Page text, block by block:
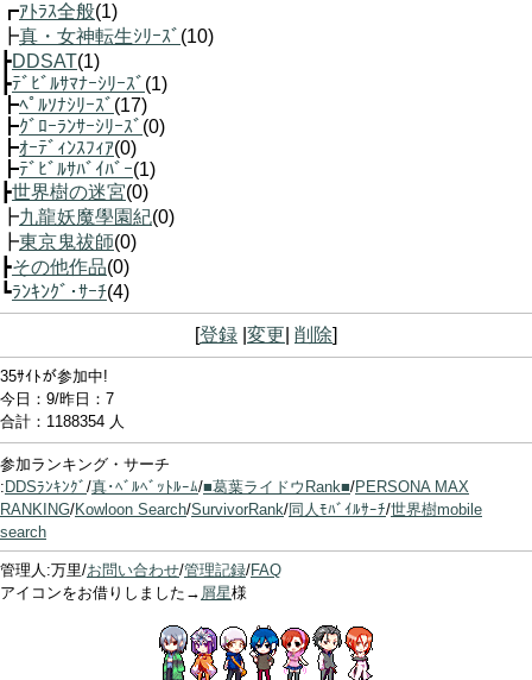
┏ｱﾄﾗｽ全般(1)
┣真・女神転生ｼﾘｰｽﾞ (10)
┣DDSAT(1)
┣ﾃﾞﾋﾞﾙｻﾏﾅｰｼﾘｰｽﾞ (1)
┣ﾍﾟﾙｿﾅｼﾘｰｽﾞ (17)
┣ｸﾞﾛｰﾗﾝｻｰｼﾘｰｽﾞ (0)
┣ｵｰﾃﾞｨﾝｽﾌｨｱ(0)
┣ﾃﾞﾋﾞﾙｻﾊﾞｲﾊﾞｰ(1)
┣世界樹の迷宮(0)
┣九龍妖魔學園紀(0)
┣東京鬼祓師(0)
┣その他作品(0)
┗ﾗﾝｷﾝｸﾞ･ｻｰﾁ(4)
[登録 変更 削除]
35ｻｲﾄが参加中!
今日：9/昨日：7
合計：1188354 人
参加ランキング・サーチ
: DDSﾗﾝｷﾝｸﾞ /真･ﾍﾞﾙﾍﾞｯﾄﾙｰﾑ/■葛葉ライドウRank■/PERSONA MAX
RANKING/Kowloon Search/SurvivorRank/同人ﾓﾊﾞｲﾙｻｰﾁ/世界樹mobile
search
管理人:万里/お問い合わせ/管理記録/FAQ
アイコンをお借りしました→ 屑星様